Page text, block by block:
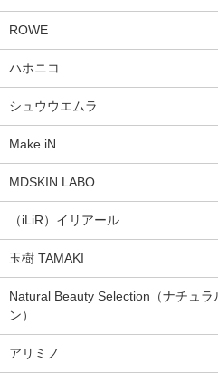
ROWE
ハホニコ
シュウウエムラ
Make.iN
MDSKIN LABO
（iLiR）イリアール
玉樹 TAMAKI
Natural Beauty Selection（ナチュラ
ン）
アリミノ